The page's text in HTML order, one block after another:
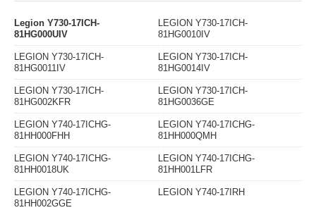
Legion Y730-17ICH-
81HG000UIV
LEGION Y730-17ICH-
81HG0010IV
LEGION Y730-17ICH-
81HG0011IV
LEGION Y730-17ICH-
81HG0014IV
LEGION Y730-17ICH-
81HG002KFR
LEGION Y730-17ICH-
81HG0036GE
LEGION Y740-17ICHG-
81HH000FHH
LEGION Y740-17ICHG-
81HH000QMH
LEGION Y740-17ICHG-
81HH0018UK
LEGION Y740-17ICHG-
81HH001LFR
LEGION Y740-17ICHG-
81HH002GGE
LEGION Y740-17IRH